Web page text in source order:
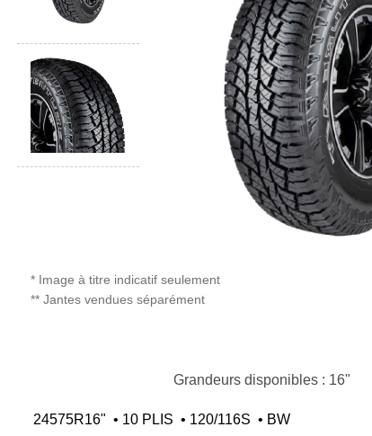
* Image à titre indicatif seulement
** Jantes vendues séparément
Grandeurs disponibles : 16"
24575R16" • 10 PLIS • 120/116S • BW